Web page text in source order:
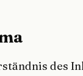
des